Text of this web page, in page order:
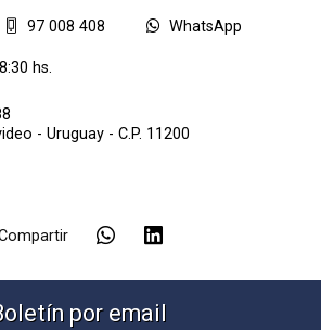
97 008 408 WhatsApp
hs.
- Uruguay - C.P. 11200
por email